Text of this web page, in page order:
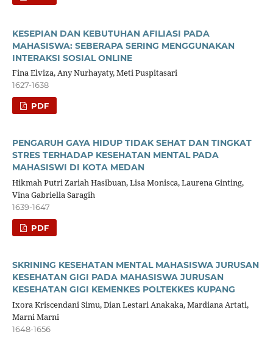
KESEPIAN DAN KEBUTUHAN AFILIASI PADA
MAHASISWA: SEBERAPA SERING MENGGUNAKAN
INTERAKSI SOSIAL ONLINE
Fina Elviza, Any Nurhayaty, Meti Puspitasari
1627-1638
PDF
PENGARUH GAYA HIDUP TIDAK SEHAT DAN TINGKAT
STRES TERHADAP KESEHATAN MENTAL PADA
MAHASISWI DI KOTA MEDAN
Hikmah Putri Zariah Hasibuan, Lisa Monisca, Laurena Ginting,
Vina Gabriella Saragih
1639-1647
PDF
SKRINING KESEHATAN MENTAL MAHASISWA JURUSAN
KESEHATAN GIGI PADA MAHASISWA JURUSAN
KESEHATAN GIGI KEMENKES POLTEKKES KUPANG
Ixora Kriscendani Simu, Dian Lestari Anakaka, Mardiana Artati,
Marni Marni
1648-1656